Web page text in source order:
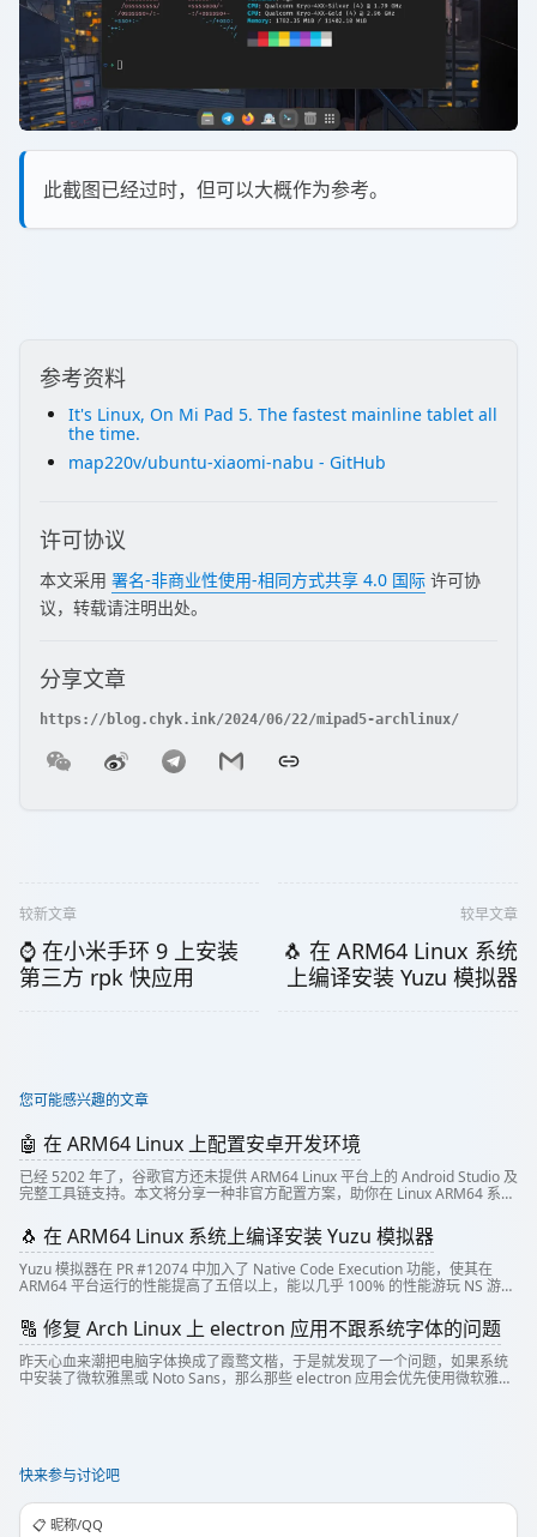
此截图已经过时，但可以大概作为参考。
参考资料
It's Linux, On Mi Pad 5. The fastest mainline tablet all
the time.
map220v/ubuntu-xiaomi-nabu - GitHub
许可协议
本文采用 署名-非商业性使用-相同方式共享 4.0 国际 许可协
议，转载请注明出处。
分享文章
较新文章
⌚ 在小米手环 9 上安装
第三方 rpk 快应用
较早文章
🐧 在 ARM64 Linux 系统
上编译安装 Yuzu 模拟器
您可能感兴趣的文章
🤖 在 ARM64 Linux 上配置安卓开发环境
已经 5202 年了，谷歌官方还未提供 ARM64 Linux 平台上的 Android Studio 及
完整工具链支持。本文将分享一种非官方配置方案，助你在 Linux ARM64 系统
🐧 在 ARM64 Linux 系统上编译安装 Yuzu 模拟器
Yuzu 模拟器在 PR #12074 中加入了 Native Code Execution 功能，使其在
ARM64 平台运行的性能提高了五倍以上，能以几乎 100% 的性能游玩 NS 游
平台编译 Yuzu 模拟器的一种方法。
🔠 修复 Arch Linux 上 electron 应用不跟系统字体的问题
昨天心血来潮把电脑字体换成了霞鹜文楷，于是就发现了一个问题，如果系统
中安装了微软雅黑或 Noto Sans，那么那些 electron 应用会优先使用微软雅黑
快来参与讨论吧
📋️ 昵称/QQ